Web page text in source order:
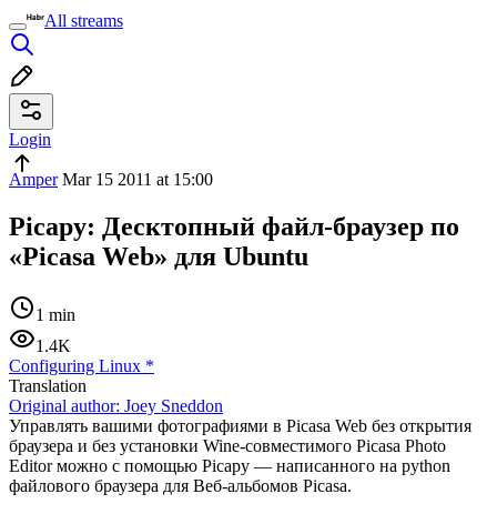
All streams
Login
AmperMar 15 2011 at 15:00
Picapy: Десктопный файл-браузер по
«Picasa Web» для Ubuntu
1 min
1.4K
Configuring Linux *
Translation
Original author: Joey Sneddon
Управлять вашими фотографиями в Picasa Web без открытия
браузера и без установки Wine-совместимого Picasa Photo
Editor можно с помощью Picapy — написанного на python
файлового браузера для Веб-альбомов Picasa.